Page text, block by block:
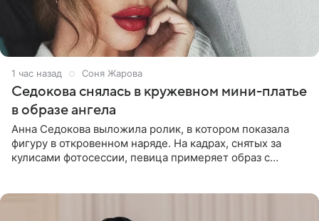
1 час назад Соня Жарова
Седокова снялась в кружевном мини-платье
в образе ангела
Анна Седокова выложила ролик, в котором показала
фигуру в откровенном наряде. На кадрах, снятых за
кулисами фотосессии, певица примеряет образ с